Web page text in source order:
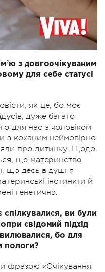
з довгоочікуваним
для себе статусі
як це, бо моє
дуже багато
для нас з чоловіком
з коханим неймовірно
про дитинку. Щодо
що материнство
що десь в душі я
інстинкти й
генетично.
ви були
свідомий підхід
бо для
пологи?
фразою «Очікування